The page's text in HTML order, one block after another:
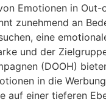
Emotionen in
zunehmend an
eine
und der
(DOOH)
in die
auf einer tieferen